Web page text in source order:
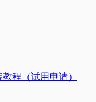
教程（试用申请）